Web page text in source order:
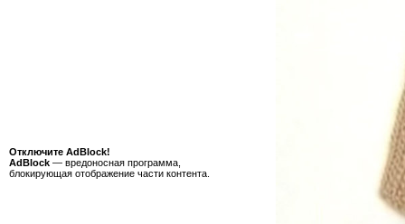
Отключите AdBlock!
AdBlock — вредоносная программа,
блокирующая отображение части контента.